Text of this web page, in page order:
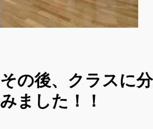
その後、クラスに
みました！！